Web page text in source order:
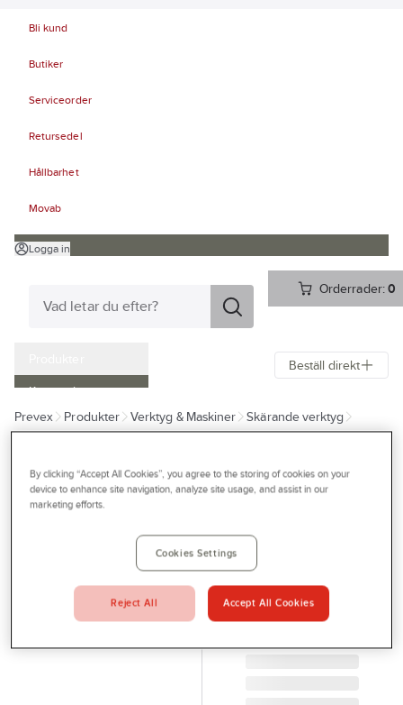
Bli kund
Butiker
Serviceorder
Retursedel
Hållbarhet
Movab
Logga in
Orderrader:0
Kampanjer
Outlet
Bli kund
Profilshop
Serviceverkstad
Företagsprofilering
Beställ direkt
Prevex Produkter Verktyg & Maskiner
Skärande verktyg
SORMAT
Sormat
skärs
HAMMARBORR
SDS+ 5.0X115MM
Artikelnr: 905322
By clicking “Accept All Cookies”, you agree to the storing of cookies on your
device to enhance site navigation, analyze site usage, and assist in our
marketing efforts.
Cookies Settings
Reject All Accept All Cookies